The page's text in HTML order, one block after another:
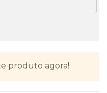
produto agora!